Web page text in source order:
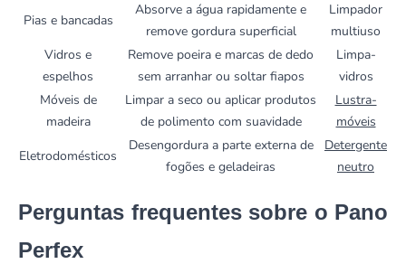
Pias e bancadas
Absorve a água rapidamente e
remove gordura superficial
Limpador
multiuso
Vidros e
espelhos
Remove poeira e marcas de dedo
sem arranhar ou soltar fiapos
Limpa-
vidros
Móveis de
madeira
Limpar a seco ou aplicar produtos
de polimento com suavidade
Lustra-
móveis
Eletrodomésticos
Desengordura a parte externa de
fogões e geladeiras
Detergente
neutro
Perguntas frequentes sobre o Pano
Perfex